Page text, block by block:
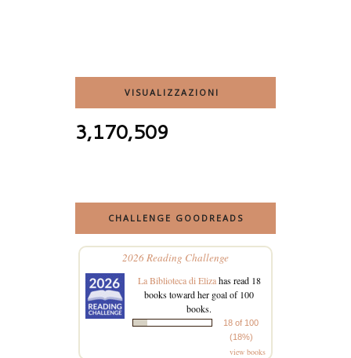
VISUALIZZAZIONI
3,170,509
CHALLENGE GOODREADS
2026 Reading Challenge
La Biblioteca di Elizahas read 18
books toward her goal of 100
books.
18 of 100
(18%)
view books